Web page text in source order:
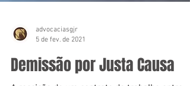
advocaciasgjr
5 de fev. de 2021